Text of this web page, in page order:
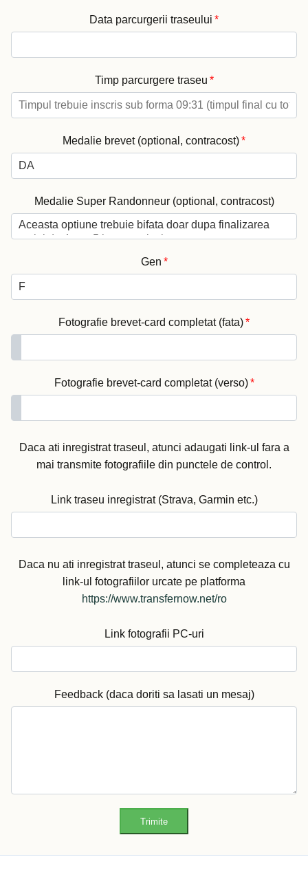
Data parcurgerii traseului *
Timp parcurgere traseu *
Medalie brevet (optional, contracost)*
Medalie Super Randonneur (optional, contracost)
Gen *
Fotografie brevet-card completat (fata)*
Fotografie brevet-card completat (verso) *
Daca ati inregistrat traseul, atunci adaugati link-ul fara a
mai transmite fotografiile din punctele de control.
Link traseu inregistrat (Strava, Garmin etc.)
Daca nu ati inregistrat traseul, atunci se completeaza cu
link-ul fotografiilor urcate pe platforma
https://www.transfernow.net/ro
Link fotografii PC-uri
Feedback (daca doriti sa lasati un mesaj)
Trimite